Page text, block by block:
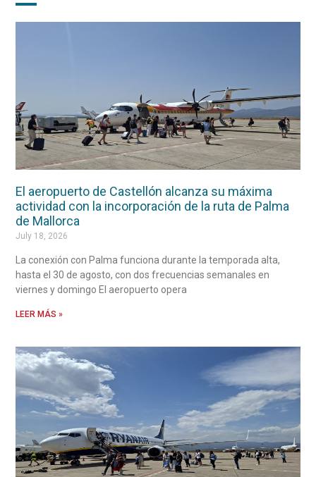
El aeropuerto de Castellón alcanza su máxima
actividad con la incorporación de la ruta de Palma
de Mallorca
July 18, 2026
La conexión con Palma funciona durante la temporada alta,
hasta el 30 de agosto, con dos frecuencias semanales en
viernes y domingo El aeropuerto opera
LEER MÁS »